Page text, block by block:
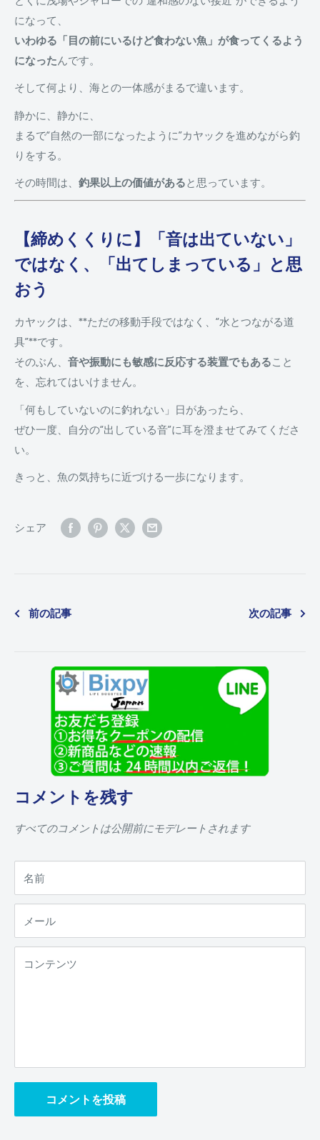
になって、
いわゆる「目の前にいるけど食わない魚」が食ってくるよう
になったんです。
そして何より、海との一体感がまるで違います。
静かに、静かに、
まるで“自然の一部になったように”カヤックを進めながら釣
りをする。
その時間は、 釣果以上の価値があると思っています。
【締めくくりに】「音は出ていない」
ではなく、「出てしまっている」と思
おう
カヤックは、**ただの移動手段ではなく、“水とつながる道
具”**です。
そのぶん、 音や振動にも敏感に反応する装置でもあること
を、忘れてはいけません。
「何もしていないのに釣れない」日があったら、
ぜひ一度、自分の“出している音”に耳を澄ませてみてくださ
い。
きっと、魚の気持ちに近づける一歩になります。
シェア
前の記事 次の記事
コメントを残す
すべてのコメントは公開前にモデレートされます
名前
メール
コンテンツ
コメントを投稿